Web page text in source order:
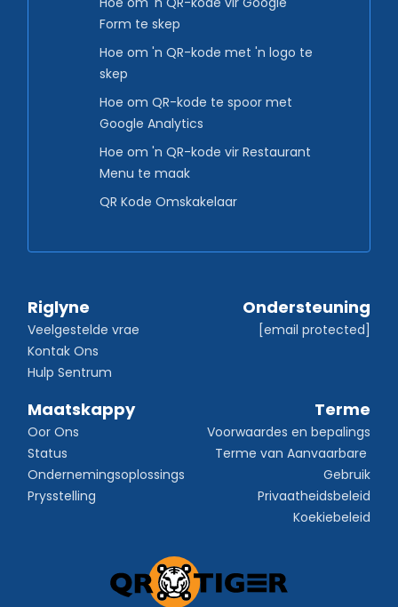
Form te skep
Hoe om 'n QR-kode met 'n logo te
skep
Hoe om QR-kode te spoor met
Google Analytics
Hoe om 'n QR-kode vir Restaurant
Menu te maak
QR Kode Omskakelaar
Riglyne
Veelgestelde vrae
Kontak Ons
Hulp Sentrum
Ondersteuning
[email protected]
Maatskappy
Oor Ons
Status
Ondernemingsoplossings
Prysstelling
Terme
Voorwaardes en bepalings
Terme van Aanvaarbare
Gebruik
Privaatheidsbeleid
Koekiebeleid